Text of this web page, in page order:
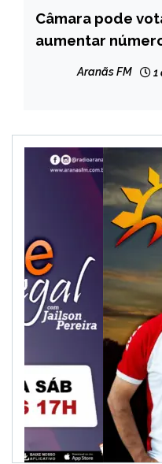
BRASIL
NOTÍCIAS
Câmara pode
aumentar
Aranãs FM 1